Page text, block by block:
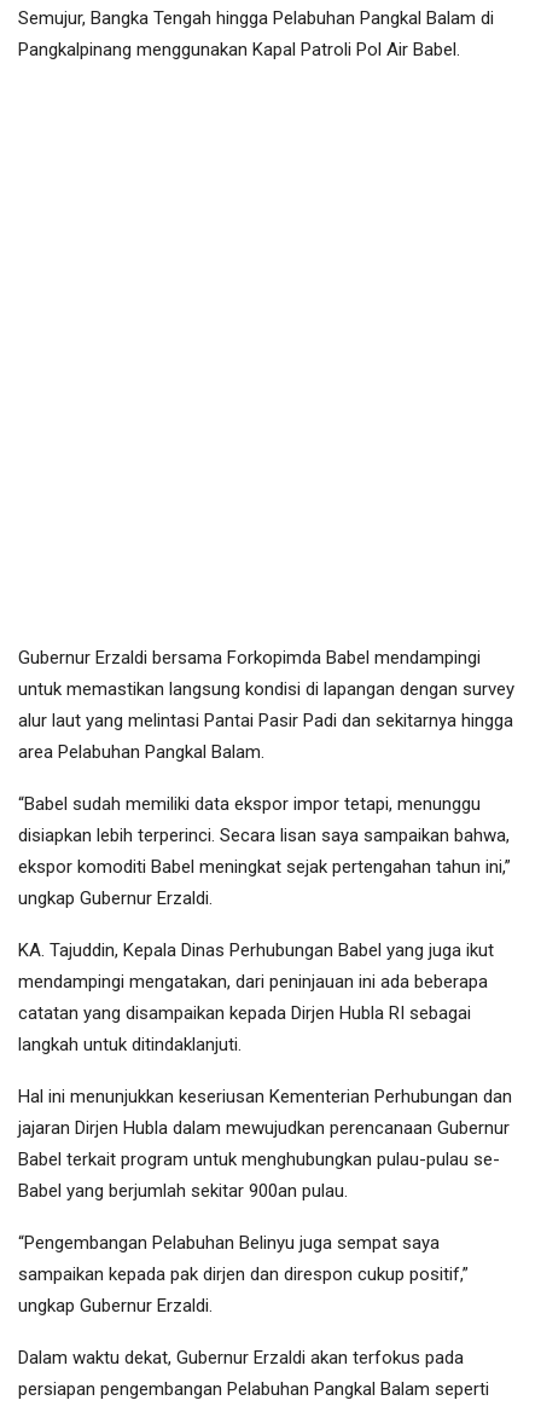
Semujur, Bangka Tengah hingga Pelabuhan Pangkal Balam di
Pangkalpinang menggunakan Kapal Patroli Pol Air Babel.
Gubernur Erzaldi bersama Forkopimda Babel mendampingi
untuk memastikan langsung kondisi di lapangan dengan survey
alur laut yang melintasi Pantai Pasir Padi dan sekitarnya hingga
area Pelabuhan Pangkal Balam.
“Babel sudah memiliki data ekspor impor tetapi, menunggu
disiapkan lebih terperinci. Secara lisan saya sampaikan bahwa,
ekspor komoditi Babel meningkat sejak pertengahan tahun ini,”
ungkap Gubernur Erzaldi.
KA. Tajuddin, Kepala Dinas Perhubungan Babel yang juga ikut
mendampingi mengatakan, dari peninjauan ini ada beberapa
catatan yang disampaikan kepada Dirjen Hubla RI sebagai
langkah untuk ditindaklanjuti.
Hal ini menunjukkan keseriusan Kementerian Perhubungan dan
jajaran Dirjen Hubla dalam mewujudkan perencanaan Gubernur
Babel terkait program untuk menghubungkan pulau-pulau se-
Babel yang berjumlah sekitar 900an pulau.
“Pengembangan Pelabuhan Belinyu juga sempat saya
sampaikan kepada pak dirjen dan direspon cukup positif,”
ungkap Gubernur Erzaldi.
Dalam waktu dekat, Gubernur Erzaldi akan terfokus pada
persiapan pengembangan Pelabuhan Pangkal Balam seperti